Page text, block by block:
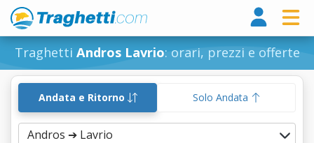
Traghetti Andros Lavrio: orari, prezzi e offerte
Andata e Ritorno Solo Andata